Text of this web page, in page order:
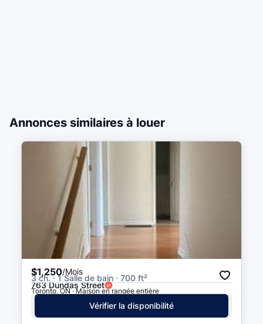
Annonces similaires à louer
$1,250/Mois
3 ch. · 1 Salle de bain · 700 ft²
763 Dundas Street
Toronto, ON · Maison en rangée entière
Vérifier la disponibilité